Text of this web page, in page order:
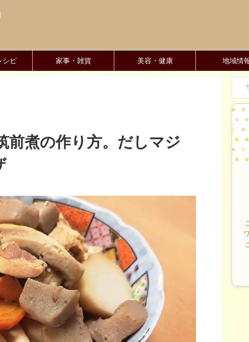
シピ 家事・雑貨 美容・健康 地域情
前煮の作り方。だしマジ